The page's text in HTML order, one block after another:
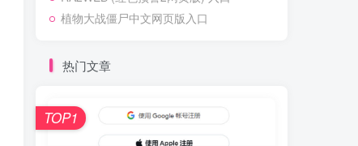
植物大战僵尸中文网页版入口
热门文章
TOP1